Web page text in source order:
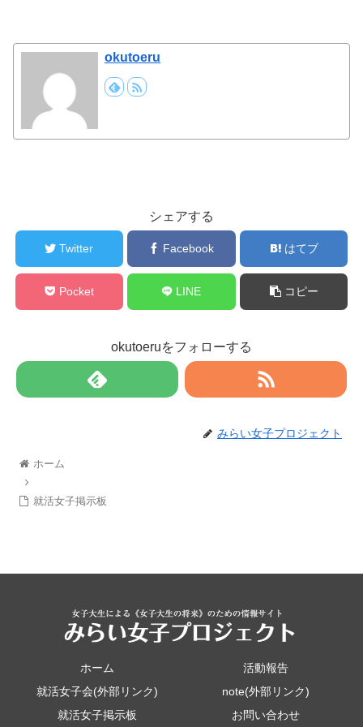
okutoeru
シェアする
Twitter Facebook はてブ
Pocket LINE コピー
okutoeruをフォローする
みらい女子プロジェクト
ホーム
就活女子掲示板
ホーム
活動報告
就活女子会(外部リンク)
note(外部リンク)
就活女子掲示板
お問い合わせ